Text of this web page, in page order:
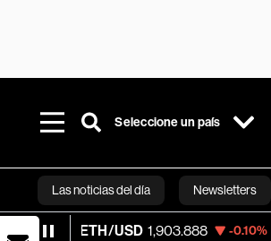
Seleccione un país
Las noticias del día Newsletters
ETH/USD 1,903.888 -0.10% Visa 370.47